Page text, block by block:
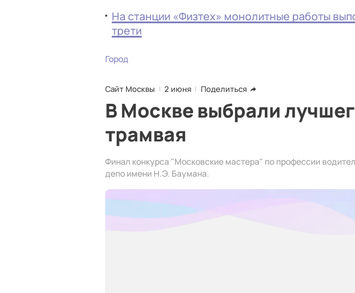
На станции «Физтех» монолитные работы
трети
Город
Сайт Москвы 2 июня Поделиться
В Москве выбрали
трамвая
Финал конкурса "Московские мастера" по профессии
депо имени Н.Э. Баумана.